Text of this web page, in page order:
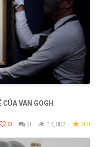
VAN GOGH
0 0 14,802 0.0